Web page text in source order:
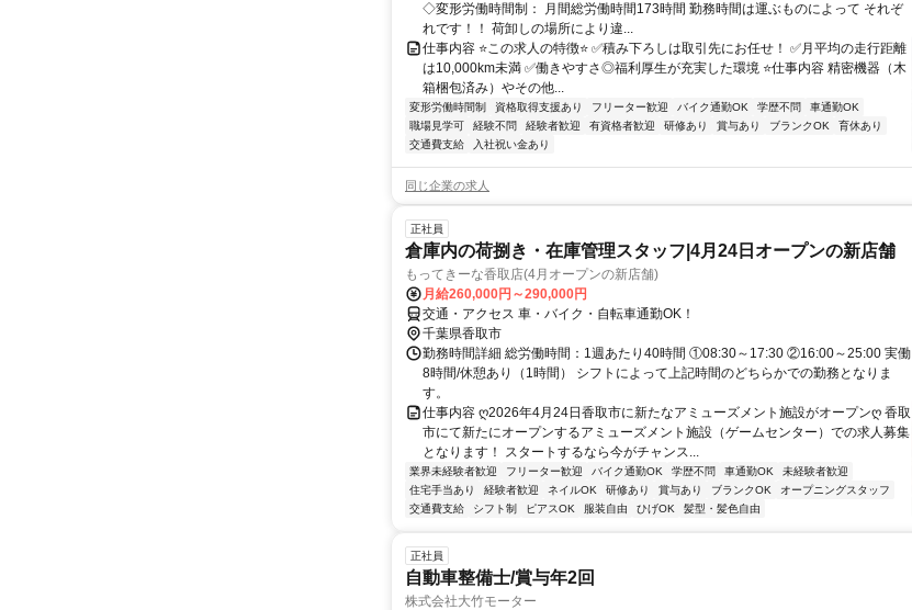
◇変形労働時間制： 月間総労働時間173時間 勤務時間は運ぶものによって それぞ
れです！！ 荷卸しの場所により違...
仕事内容 ⭐️この求人の特徴⭐️ ✅️積み下ろしは取引先にお任せ！ ✅️月平均の走行距離
は10,000km未満 ✅️働きやすさ◎福利厚生が充実した環境 ⭐️仕事内容 精密機器（木
箱梱包済み）やその他...
変形労働時間制 資格取得支援あり フリーター歓迎 バイク通勤OK 学歴不問
車通勤OK
職場見学可
経験不問 経験者歓迎 有資格者歓迎 研修あり 賞与あり ブランクOK
育休あり
交通費支給
入社祝い金あり
同じ企業の求人
正社員
倉庫内の荷捌き・在庫管理スタッフ|4月24日オープンの新店舗
もってきーな香取店(4月オープンの新店舗)
月給260,000円～290,000円
交通・アクセス 車・バイク・自転車通勤OK！
千葉県香取市
勤務時間詳細 総労働時間：1週あたり40時間 ①08:30～17:30 ②16:00～25:00 実働
8時間/休憩あり（1時間） シフトによって上記時間のどちらかでの勤務となりま
す。
仕事内容 ღ2026年4月24日香取市に新たなアミューズメント施設がオープンღ 香取
市にて新たにオープンするアミューズメント施設（ゲームセンター）での求人募集
となります！ スタートするなら今がチャンス...
業界未経験者歓迎 フリーター歓迎 バイク通勤OK 学歴不問 車通勤OK
未経験者歓迎
住宅手当あり
経験者歓迎 ネイルOK 研修あり 賞与あり ブランクOK
オープニングスタッフ
交通費支給
シフト制 ピアスOK 服装自由 ひげOK 髪型・髪色自由
正社員
自動車整備士/賞与年2回
株式会社大竹モーター